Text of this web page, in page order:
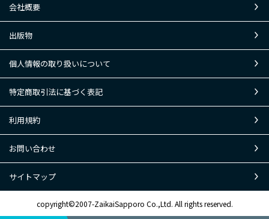
会社概要
出版物
個人情報の取り扱いについて
特定商取引法に基づく表記
利用規約
お問い合わせ
サイトマップ
copyright©2007-ZaikaiSapporo Co.,Ltd. All rights reserved.